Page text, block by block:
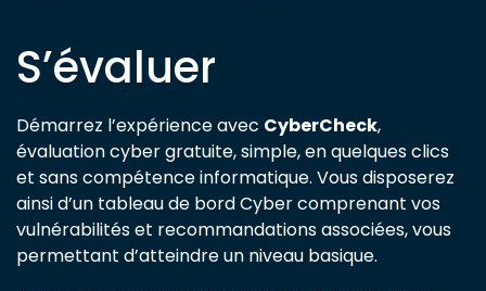
S’évaluer
Démarrez l’expérience avec CyberCheck,
évaluation cyber gratuite, simple, en quelques clics
et sans compétence informatique. Vous disposerez
ainsi d’un tableau de bord Cyber comprenant vos
vulnérabilités et recommandations associées, vous
permettant d’atteindre un niveau basique.